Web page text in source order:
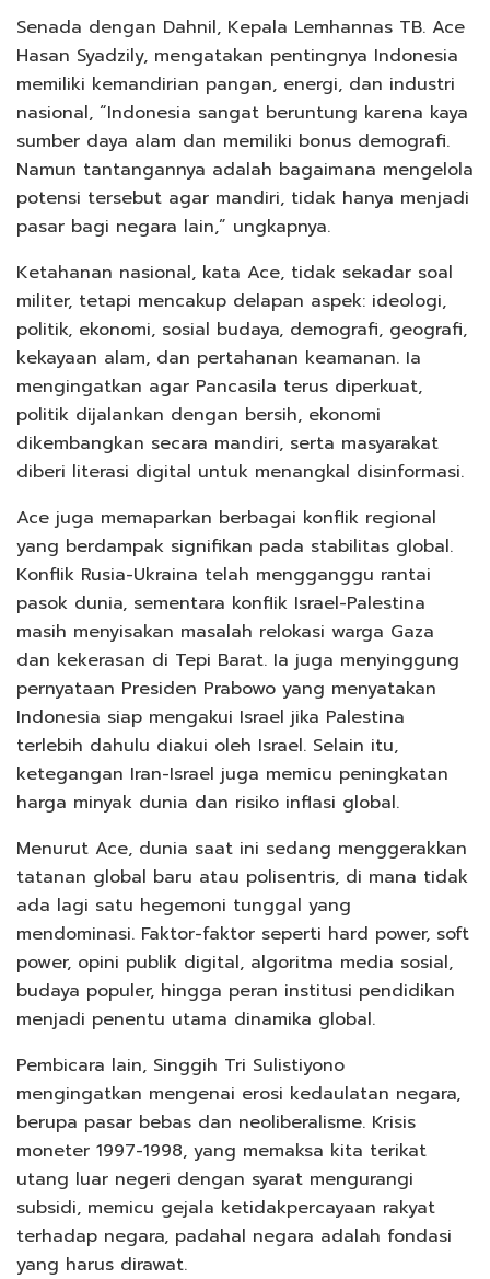
Senada dengan Dahnil, Kepala Lemhannas TB. Ace
Hasan Syadzily, mengatakan pentingnya Indonesia
memiliki kemandirian pangan, energi, dan industri
nasional, “Indonesia sangat beruntung karena kaya
sumber daya alam dan memiliki bonus demografi.
Namun tantangannya adalah bagaimana mengelola
potensi tersebut agar mandiri, tidak hanya menjadi
pasar bagi negara lain,” ungkapnya.
Ketahanan nasional, kata Ace, tidak sekadar soal
militer, tetapi mencakup delapan aspek: ideologi,
politik, ekonomi, sosial budaya, demografi, geografi,
kekayaan alam, dan pertahanan keamanan. Ia
mengingatkan agar Pancasila terus diperkuat,
politik dijalankan dengan bersih, ekonomi
dikembangkan secara mandiri, serta masyarakat
diberi literasi digital untuk menangkal disinformasi.
Ace juga memaparkan berbagai konflik regional
yang berdampak signifikan pada stabilitas global.
Konflik Rusia-Ukraina telah mengganggu rantai
pasok dunia, sementara konflik Israel-Palestina
masih menyisakan masalah relokasi warga Gaza
dan kekerasan di Tepi Barat. Ia juga menyinggung
pernyataan Presiden Prabowo yang menyatakan
Indonesia siap mengakui Israel jika Palestina
terlebih dahulu diakui oleh Israel. Selain itu,
ketegangan Iran-Israel juga memicu peningkatan
harga minyak dunia dan risiko inflasi global.
Menurut Ace, dunia saat ini sedang menggerakkan
tatanan global baru atau polisentris, di mana tidak
ada lagi satu hegemoni tunggal yang
mendominasi. Faktor-faktor seperti hard power, soft
power, opini publik digital, algoritma media sosial,
budaya populer, hingga peran institusi pendidikan
menjadi penentu utama dinamika global.
Pembicara lain, Singgih Tri Sulistiyono
mengingatkan mengenai erosi kedaulatan negara,
berupa pasar bebas dan neoliberalisme. Krisis
moneter 1997-1998, yang memaksa kita terikat
utang luar negeri dengan syarat mengurangi
subsidi, memicu gejala ketidakpercayaan rakyat
terhadap negara, padahal negara adalah fondasi
yang harus dirawat.